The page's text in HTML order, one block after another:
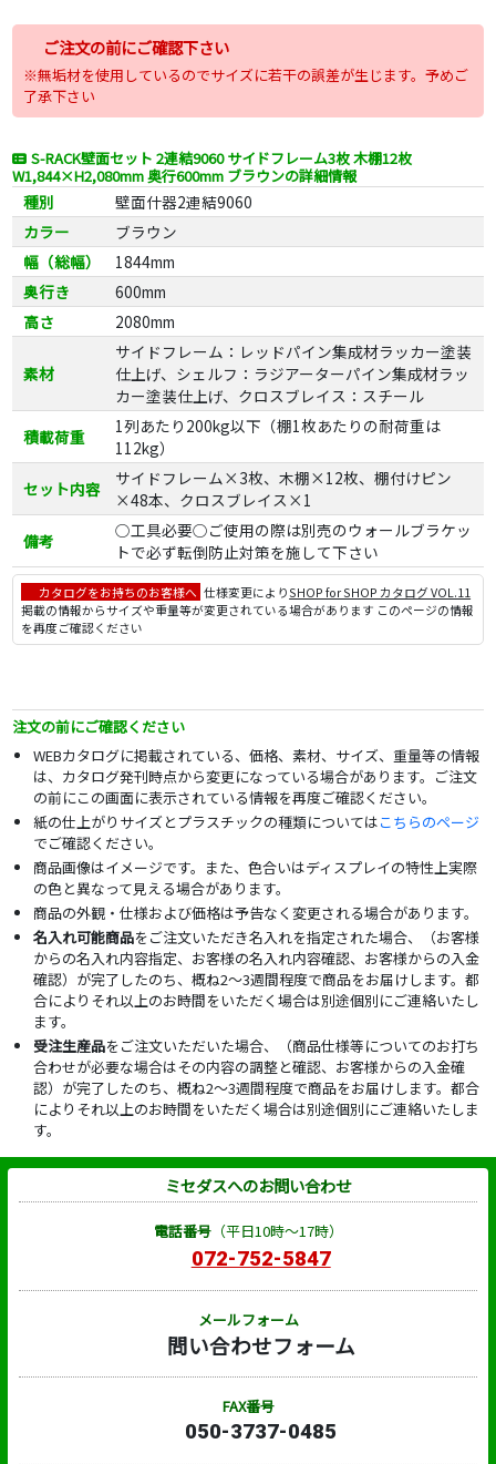
ご注文の前にご確認下さい
※無垢材を使用しているのでサイズに若干の誤差が生じます。予めご
了承下さい
S-RACK壁面セット 2連結9060 サイドフレーム3枚 木棚12枚
W1,844×H2,080mm 奥行600mm ブラウンの詳細情報
種別
壁面什器2連結9060
カラー
ブラウン
幅（総幅）
1844mm
奥行き
600mm
高さ
2080mm
素材
サイドフレーム：レッドパイン集成材ラッカー塗装
仕上げ、シェルフ：ラジアーターパイン集成材ラッ
カー塗装仕上げ、クロスブレイス：スチール
積載荷重
1列あたり200kg以下（棚1枚あたりの耐荷重は
112kg）
セット内容
サイドフレーム×3枚、木棚×12枚、棚付けピン
×48本、クロスブレイス×1
備考
○工具必要○ご使用の際は別売のウォールブラケッ
トで必ず転倒防止対策を施して下さい
カタログをお持ちのお客様へ 仕様変更によりSHOP for SHOP カタログ VOL.11
掲載の情報からサイズや重量等が変更されている場合があります このページの情報
を再度ご確認ください
注文の前にご確認ください
WEBカタログに掲載されている、価格、素材、サイズ、重量等の情報
は、カタログ発刊時点から変更になっている場合があります。ご注文
の前にこの画面に表示されている情報を再度ご確認ください。
紙の仕上がりサイズとプラスチックの種類についてはこちらのページ
でご確認ください。
商品画像はイメージです。また、色合いはディスプレイの特性上実際
の色と異なって見える場合があります。
商品の外観・仕様および価格は予告なく変更される場合があります。
名入れ可能商品をご注文いただき名入れを指定された場合、（お客様
からの名入れ内容指定、お客様の名入れ内容確認、お客様からの入金
確認）が完了したのち、概ね2～3週間程度で商品をお届けします。都
合によりそれ以上のお時間をいただく場合は別途個別にご連絡いたし
ます。
受注生産品をご注文いただいた場合、（商品仕様等についてのお打ち
合わせが必要な場合はその内容の調整と確認、お客様からの入金確
認）が完了したのち、概ね2～3週間程度で商品をお届けします。都合
によりそれ以上のお時間をいただく場合は別途個別にご連絡いたしま
す。
ミセダスへのお問い合わせ
電話番号（平日10時～17時）
072-752-5847
メールフォーム
問い合わせフォーム
FAX番号
050-3737-0485